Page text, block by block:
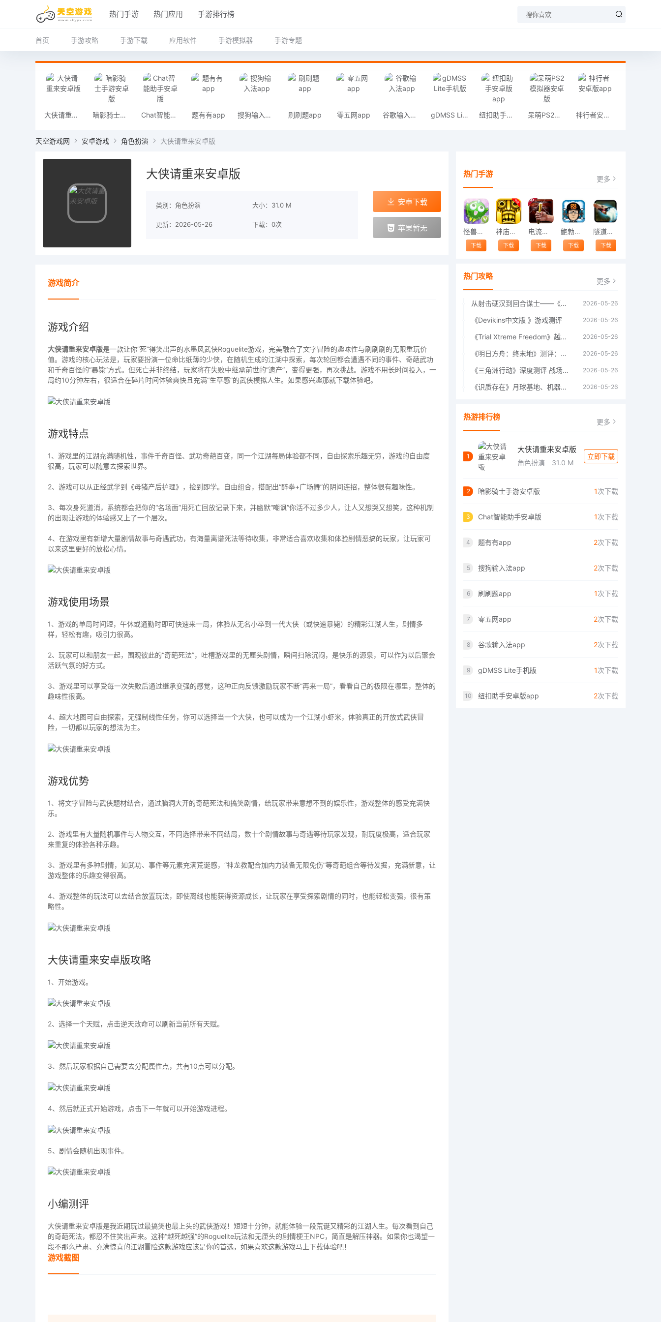
热门手游 热门应用 手游排行榜
首页 手游攻略 手游下载 应用软件 手游模拟器 手游专题
大侠请重来安卓版 暗影骑士手游安卓版 Chat智能助手安卓版 题有有app 搜狗输入法app 刷刷题app 零五网app 谷歌输入法app gDMSS Lite手机版 纽扣助手安卓版app 呆萌PS2模拟器安卓版 神行者安卓版app
天空游戏网 安卓游戏 角色扮演 大侠请重来安卓版
大侠请重来安卓版
类别：角色扮演 大小：31.0 M
更新：2026-05-26 下载：0次
安卓下载
苹果暂无
游戏简介
游戏介绍
大侠请重来安卓版是一款让你“死”得笑出声的水墨风武侠Roguelite游戏，完美融合了文字冒险的趣味性与刷刷刷的无限重玩价
值。游戏的核心玩法是，玩家要扮演一位命比纸薄的少侠，在随机生成的江湖中探索，每次轮回都会遭遇不同的事件、奇葩武功
和千奇百怪的“暴毙”方式。但死亡并非终结，玩家将在失败中继承前世的“遗产”，变得更强，再次挑战。游戏不用长时间投入，一
局约10分钟左右，很适合在碎片时间体验爽快且充满“生草感”的武侠模拟人生。如果感兴趣那就下载体验吧。
游戏特点
1、游戏里的江湖充满随机性，事件千奇百怪、武功奇葩百变，同一个江湖每局体验都不同，自由探索乐趣无穷，游戏的自由度
很高，玩家可以随意去探索世界。
2、游戏可以从正经武学到《母猪产后护理》，捡到即学。自由组合，搭配出“醉拳+广场舞”的阴间连招，整体很有趣味性。
3、每次身死道消，系统都会把你的“名场面”用死亡回放记录下来，并幽默“嘲讽”你活不过多少人，让人又想哭又想笑，这种机制
的出现让游戏的体验感又上了一个层次。
4、在游戏里有新增大量剧情故事与奇遇武功，有海量离谱死法等待收集，非常适合喜欢收集和体验剧情恶搞的玩家，让玩家可
以来这里更好的放松心情。
游戏使用场景
1、游戏的单局时间短，午休或通勤时即可快速来一局，体验从无名小卒到一代大侠（或快速暴毙）的精彩江湖人生，剧情多
样，轻松有趣，吸引力很高。
2、玩家可以和朋友一起，围观彼此的“奇葩死法”，吐槽游戏里的无厘头剧情，瞬间扫除沉闷，是快乐的源泉，可以作为以后聚会
活跃气氛的好方式。
3、游戏里可以享受每一次失败后通过继承变强的感觉，这种正向反馈激励玩家不断“再来一局”，看看自己的极限在哪里，整体的
趣味性很高。
4、超大地图可自由探索，无强制线性任务，你可以选择当一个大侠，也可以成为一个江湖小虾米，体验真正的开放式武侠冒
险，一切都以玩家的想法为主。
游戏优势
1、将文字冒险与武侠题材结合，通过脑洞大开的奇葩死法和搞笑剧情，给玩家带来意想不到的娱乐性，游戏整体的感受充满快
乐。
2、游戏里有大量随机事件与人物交互，不同选择带来不同结局，数十个剧情故事与奇遇等待玩家发现，耐玩度极高，适合玩家
来重复的体验各种乐趣。
3、游戏里有多种剧情，如武功、事件等元素充满荒诞感，“神龙教配合加内力装备无限免伤”等奇葩组合等待发掘，充满新意，让
游戏整体的乐趣变得很高。
4、游戏整体的玩法可以去结合放置玩法，即使离线也能获得资源成长，让玩家在享受探索剧情的同时，也能轻松变强，很有策
略性。
大侠请重来安卓版攻略
1、开始游戏。
2、选择一个天赋，点击逆天改命可以刷新当前所有天赋。
3、然后玩家根据自己需要去分配属性点，共有10点可以分配。
4、然后就正式开始游戏，点击下一年就可以开始游戏进程。
5、剧情会随机出现事件。
小编测评
大侠请重来安卓版是我近期玩过最搞笑也最上头的武侠游戏！短短十分钟，就能体验一段荒诞又精彩的江湖人生。每次看到自己
的奇葩死法，都忍不住笑出声来。这种“越死越强”的Roguelite玩法和无厘头的剧情梗王NPC，简直是解压神器。如果你也渴望一
段不那么严肃、充满惊喜的江湖冒险这款游戏应该是你的首选，如果喜欢这款游戏马上下载体验吧！
游戏截图
热门手游 更多
怪兽跳跃
下载
神庙逃亡中文版
下载
电流急急棒
下载
鲍勃的梦境
下载
隧道逃脱
下载
热门攻略 更多
从射击硬汉到回合谋士——《战争机器：战略版》如何演绎另一位猛男的传奇 2026-05-26
《Devikins中文版 》游戏测评 2026-05-26
《Trial Xtreme Freedom》越野摩托车测评总结 2026-05-26
《明日方舟：终末地》测评：于荒芜之中，重建文明 2026-05-26
《三角洲行动》深度测评 战场上的野心与裂痕 2026-05-26
《识质存在》月球基地、机器人女孩多年来最佳射击游戏 2026-05-26
热游排行榜 更多
1
大侠请重来安卓版
角色扮演 31.0 M
立即下载
2 暗影骑士手游安卓版 1次下载
3 Chat智能助手安卓版 1次下载
4 题有有app 2次下载
5 搜狗输入法app 2次下载
6 刷刷题app 1次下载
7 零五网app 2次下载
8 谷歌输入法app 2次下载
9 gDMSS Lite手机版 1次下载
10 纽扣助手安卓版app 2次下载